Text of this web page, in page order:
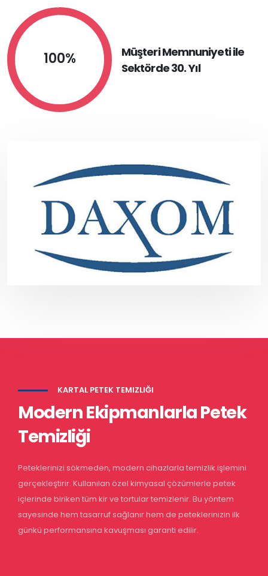
100%
Müşteri Memnuniyeti ile
Sektörde 30. Yıl
KARTAL PETEK TEMIZLIĞI
Modern Ekipmanlarla Petek
Temizliği
Peteklerinizi sökmeden, modern cihazlarla temizlik işlemini
gerçekleştirir. Kullanılan özel kimyasal çözümlerle petek
içlerinde biriken tüm kir ve tortular temizlenir. Bu yöntem
sayesinde hem tasarruf sağlanır hem de peteklerinizin ilk
günkü performansına kavuşması garanti edilir.